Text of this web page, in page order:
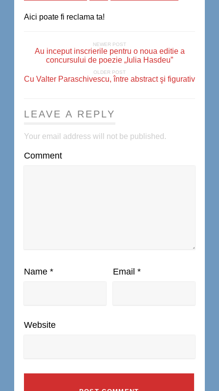
Aici poate fi reclama ta!
NEWER POST
Au inceput inscrierile pentru o noua editie a
concursului de poezie „Iulia Hasdeu”
OLDER POST
Cu Valter Paraschivescu, între abstract şi figurativ
LEAVE A REPLY
Your email address will not be published.
Comment
Name * Email *
Website